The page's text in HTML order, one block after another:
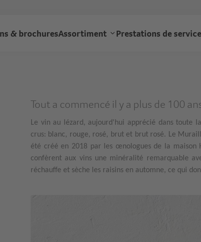
principal
& brochuresAssortiment Prestations de service
Tout a commencé il y a plus de 100
Le vin au lézard, aujourd'hui apprécié dans toute
crus: blanc, rouge, rosé, brut et brut rosé. Le
été créé en 2018 par les œnologues de la maison
confèrent aux vins une minéralité remarquable
réchauffe et sèche les raisins en automne, ce qui